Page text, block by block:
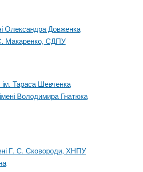
Олександра Довженка
Макаренко, СДПУ
ім. Тараса Шевченка
Володимира Гнатюка
Г. С. Сковороди, ХНПУ